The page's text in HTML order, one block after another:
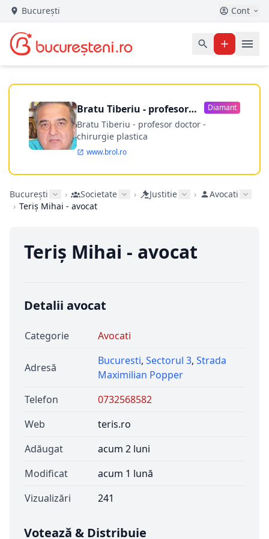
București Cont
Bratu Tiberiu - profesor
doctor
Diamant
Bratu Tiberiu - profesor doctor -
chirurgie plastica
www.brol.ro
București › Societate › Justitie ›
Avocati
› Teriș Mihai - avocat
Teriș Mihai - avocat
Detalii avocat
Categorie Avocati
Adresă
Bucuresti, Sectorul 3, Strada
Maximilian Popper
Telefon
0732568582
Web
teris.ro
Adăugat
acum 2 luni
Modificat
acum 1 lună
Vizualizări
241
Votează & Distribuie